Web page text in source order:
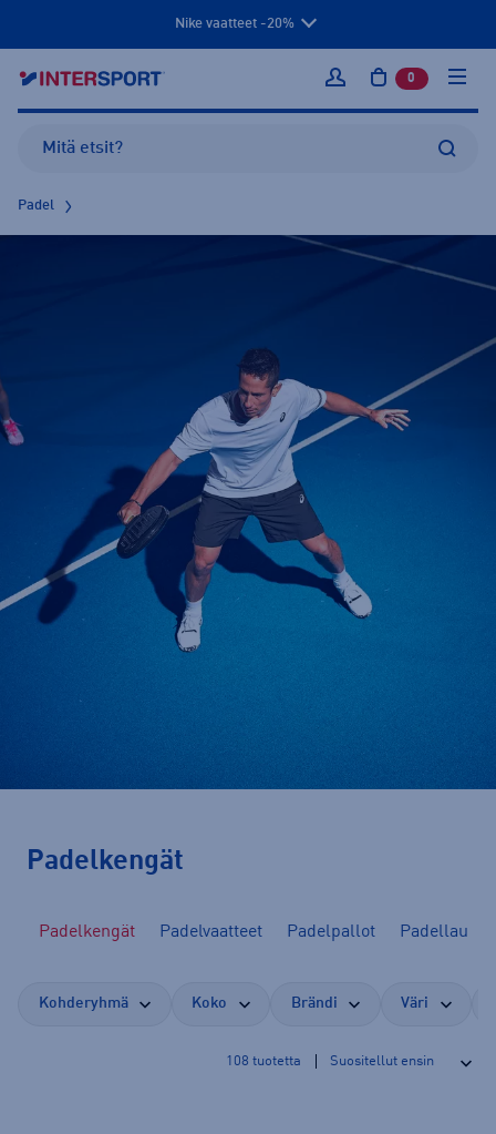
Nike vaatteet -20%
Kirjaudu sisään
0 tuotetta
Padel
Padelkengät
Padelkengät Padelvaatteet Padelpallot Padellaukut
Kohderyhmä Koko Brändi Väri
108 tuotetta